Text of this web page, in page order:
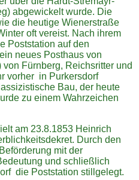
abgewickelt wurde. Die
die heutige Wienerstraße
oft vereist. Nach ihrem
Poststation auf den
neues Posthaus von
Fürnberg, Reichsritter und
vorher in Purkersdorf
Bau, der heute
zu einem Wahrzeichen
am 23.8.1853 Heinrich
Durch den
mit der
und schließlich
die Poststation stillgelegt.